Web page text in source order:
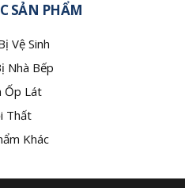
SẢN PHẨM
Vệ Sinh
Nhà Bếp
Ốp Lát
Thất
Khác